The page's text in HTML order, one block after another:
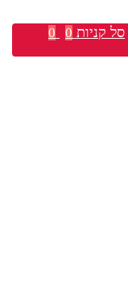
סל קניות 0
0